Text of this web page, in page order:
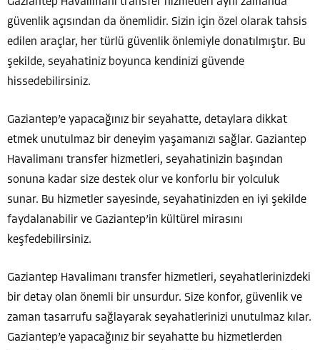
güvenlik açısından da önemlidir. Sizin için özel olarak tahsis
edilen araçlar, her türlü güvenlik önlemiyle donatılmıştır. Bu
şekilde, seyahatiniz boyunca kendinizi güvende
hissedebilirsiniz.
Gaziantep’e yapacağınız bir seyahatte, detaylara dikkat
etmek unutulmaz bir deneyim yaşamanızı sağlar. Gaziantep
Havalimanı transfer hizmetleri, seyahatinizin başından
sonuna kadar size destek olur ve konforlu bir yolculuk
sunar. Bu hizmetler sayesinde, seyahatinizden en iyi şekilde
faydalanabilir ve Gaziantep’in kültürel mirasını
keşfedebilirsiniz.
Gaziantep Havalimanı transfer hizmetleri, seyahatlerinizdeki
bir detay olan önemli bir unsurdur. Size konfor, güvenlik ve
zaman tasarrufu sağlayarak seyahatlerinizi unutulmaz kılar.
Gaziantep’e yapacağınız bir seyahatte bu hizmetlerden